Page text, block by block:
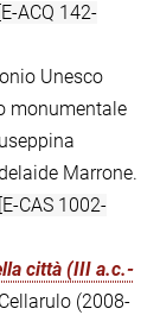
[E-ACQ 142-
Unesco
monumentale
Marrone.
[E-CAS 1002-
città (III a.c.-
(2008-